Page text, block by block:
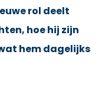
rol deelt
hoe hij zijn
hem dagelijks